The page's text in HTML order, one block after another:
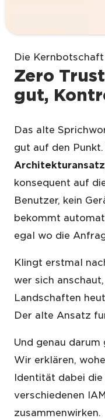
Die Kernbotschaft
Zero
gut,
Das alte
gut auf den
Architekturansatz
konsequent auf
Benutzer, kein
bekommt
egal wo die
Klingt erstmal
wer sich
Landschaften
Der alte Ansatz
Und genau darum
Wir erklären,
Identität dabei
verschiedenen
zusammenwirken.